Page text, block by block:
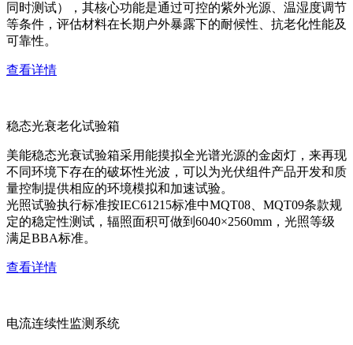
同时测试），其核心功能是通过可控的紫外光源、温湿度调节
等条件，评估材料在长期户外暴露下的耐候性、抗老化性能及
可靠性。
查看详情
稳态光衰老化试验箱
美能稳态光衰试验箱采用能摸拟全光谱光源的金卤灯，来再现
不同环境下存在的破坏性光波，可以为光伏组件产品开发和质
量控制提供相应的环境模拟和加速试验。
光照试验执行标准按IEC61215标准中MQT08、MQT09条款规
定的稳定性测试，辐照面积可做到6040×2560mm，光照等级
满足BBA标准。
查看详情
电流连续性监测系统